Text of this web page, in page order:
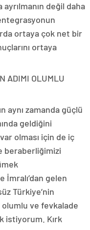
değil daha
ortaya çok net bir
ortaya
ADIMI OLUMLU
aynı zamanda güçlü
geldiğini
olması için de iç
beraberliğimizi
gelen
Türkiye’nin
olumlu ve fevkalade
istiyorum. Kırk